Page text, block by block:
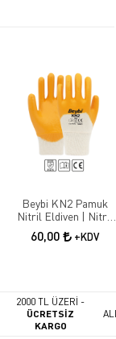
Beybi KN2 Pamuk
Nitril Eldiven | Nitril
Kaplama İş Güvenliği
Eldiveni
60,00 +KDV
2000 TL ÜZERİ -
ÜCRETSİZ
KARGO